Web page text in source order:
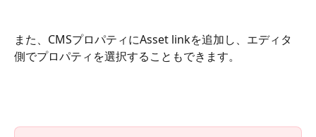
また、CMSプロパティにAsset linkを追加し、エディタ
側でプロパティを選択することもできます。